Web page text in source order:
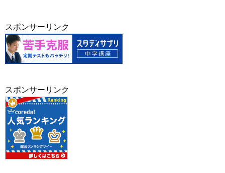
スポンサーリンク
スポンサーリンク